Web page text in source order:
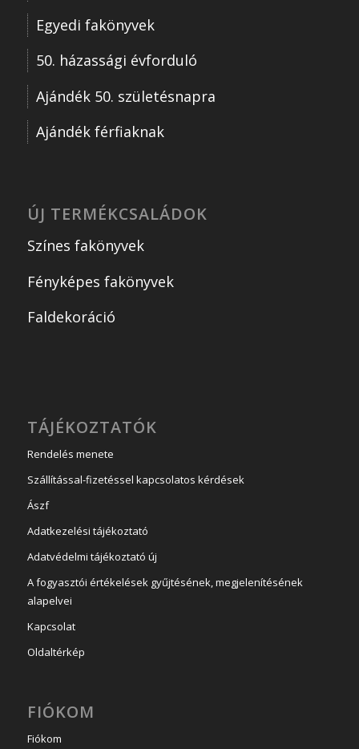
Egyedi fakönyvek
50. házassági évforduló
Ajándék 50. születésnapra
Ajándék férfiaknak
ÚJ TERMÉKCSALÁDOK
Színes fakönyvek
Fényképes fakönyvek
Faldekoráció
TÁJÉKOZTATÓK
Rendelés menete
Szállítással-fizetéssel kapcsolatos kérdések
Ászf
Adatkezelési tájékoztató
Adatvédelmi tájékoztató új
A fogyasztói értékelések gyűjtésének, megjelenítésének
alapelvei
Kapcsolat
Oldaltérkép
FIÓKOM
Fiókom